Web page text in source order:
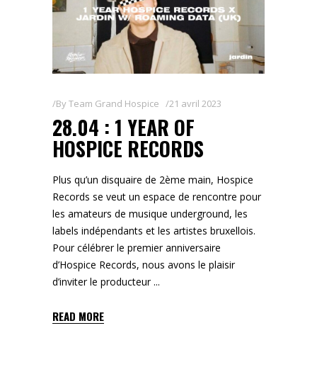
ByTeam Grand Hospice 21 avril 2023
28.04 : 1 YEAR OF
HOSPICE RECORDS
Plus qu’un disquaire de 2ème main, Hospice
Records se veut un espace de rencontre pour
les amateurs de musique underground, les
labels indépendants et les artistes bruxellois.
Pour célébrer le premier anniversaire
d’Hospice Records, nous avons le plaisir
d’inviter le producteur
READ MORE